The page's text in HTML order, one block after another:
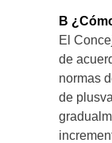
B
El
de
normas
de